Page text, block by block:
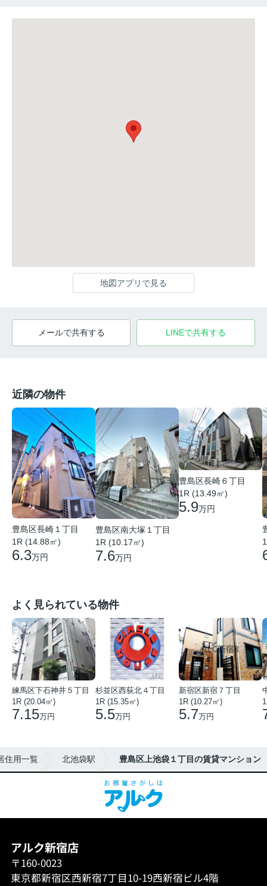
地図アプリで見る
メールで共有する LINEで共有する
近隣の物件
豊島区長崎１丁目
1R (14.88㎡)
6.3万円
豊島区南大塚１丁目
1R (10.17㎡)
7.6万円
豊島区長崎６丁目
1R (13.49㎡)
5.9万円
よく見られている物件
練馬区下石神井５丁目
1R (20.04㎡)
7.15万円
杉並区西荻北４丁目
1R (15.35㎡)
5.5万円
新宿区新宿７丁目
1R (10.27㎡)
5.7万円
住用一覧 北池袋駅 豊島区上池袋１丁目の賃貸マンション
アルク新宿店
〒160-0023
東京都新宿区西新宿7丁目10-19西新宿ビル4階